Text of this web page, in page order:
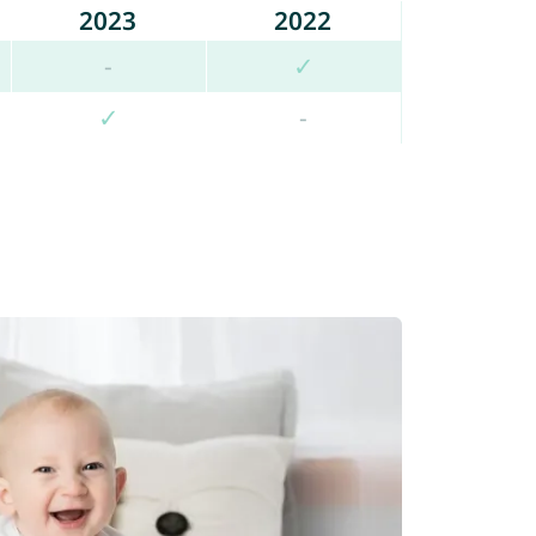
2023
2022
-
✓
✓
-